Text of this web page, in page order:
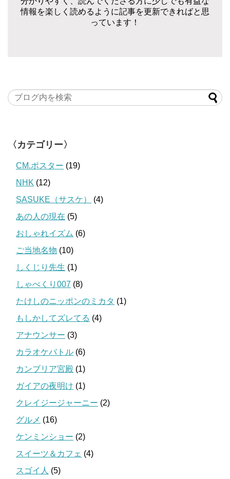
情報を楽しく読めるように記事を更新できればと思
っています！
〈カテゴリー〉
CM.ポスター (19)
NHK (12)
SASUKE（サスケ）
(4)
あの人の現在 (5)
おしゃれイズム (6)
ご当地名物 (10)
しくじり先生 (1)
しゃべくり007 (8)
たけしのニッポンのミカタ (1)
もしかしてズレてる (4)
アナウンサー (3)
カラオケバトル (6)
カンブリア宮殿 (1)
ガイアの夜明け (1)
クレイジージャーニー (2)
グルメ (16)
ケンミンショー (2)
スイーツ＆カフェ (4)
スゴイ人 (5)